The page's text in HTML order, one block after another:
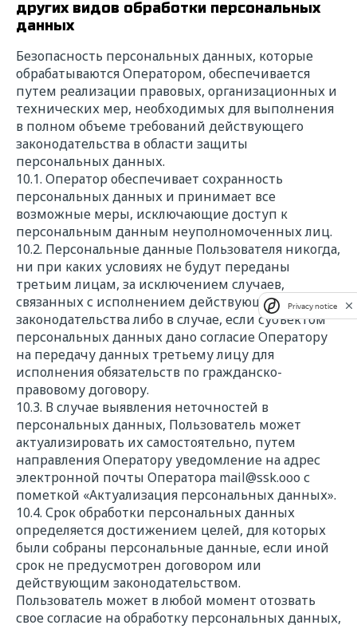
других видов обработки персональных
данных
Безопасность персональных данных, которые
обрабатываются Оператором, обеспечивается
путем реализации правовых, организационных и
технических мер, необходимых для выполнения
в полном объеме требований действующего
законодательства в области защиты
персональных данных.
10.1. Оператор обеспечивает сохранность
персональных данных и принимает все
возможные меры, исключающие доступ к
персональным данным неуполномоченных лиц.
10.2. Персональные данные Пользователя никогда,
ни при каких условиях не будут переданы
третьим лицам, за исключением случаев,
связанных с исполнением действующего
законодательства либо в случае, если субъектом
персональных данных дано согласие Оператору
на передачу данных третьему лицу для
исполнения обязательств по гражданско-
правовому договору.
10.3. В случае выявления неточностей в
персональных данных, Пользователь может
актуализировать их самостоятельно, путем
направления Оператору уведомление на адрес
электронной почты Оператора mail@ssk.ooo с
пометкой «Актуализация персональных данных».
10.4. Срок обработки персональных данных
определяется достижением целей, для которых
были собраны персональные данные, если иной
срок не предусмотрен договором или
действующим законодательством.
Пользователь может в любой момент отозвать
свое согласие на обработку персональных данных,
Privacy notice